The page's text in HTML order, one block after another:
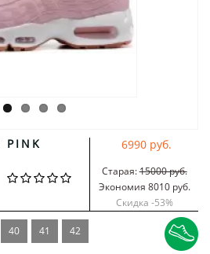
PINK 6990 руб.
Старая:15000 руб.
Экономия 8010 руб.
Скидка -53%
40 41 42